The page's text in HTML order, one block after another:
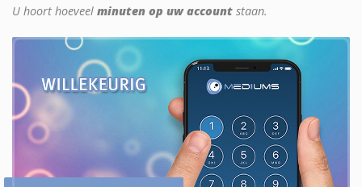
U hoort hoeveel minuten op uw account staan.